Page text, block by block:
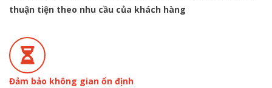
thuận tiện theo nhu cầu của khách hàng
Đảm bảo không gian ổn định